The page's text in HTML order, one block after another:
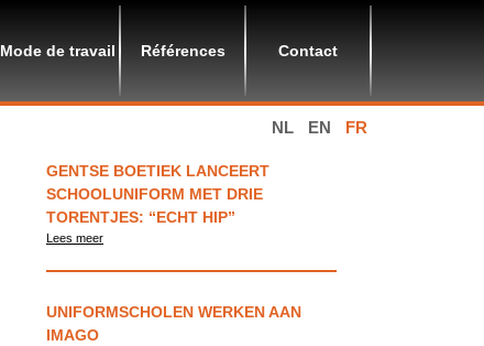
Mode de travail Références Contact
NL EN FR
GENTSE BOETIEK LANCEERT
SCHOOLUNIFORM MET DRIE
TORENTJES: “ECHT HIP”
Lees meer
UNIFORMSCHOLEN WERKEN AAN
IMAGO